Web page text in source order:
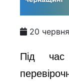
20
Під час